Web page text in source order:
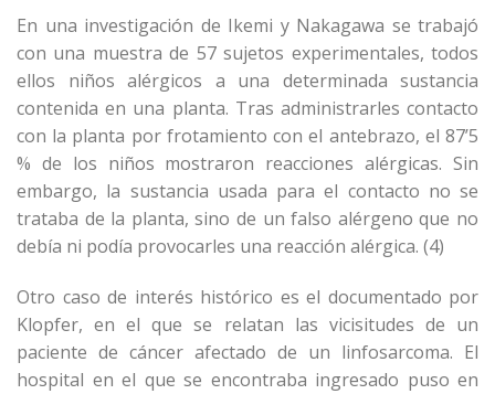
En una investigación de Ikemi y Nakagawa se trabajó
con una muestra de 57 sujetos experimentales, todos
ellos niños alérgicos a una determinada sustancia
contenida en una planta. Tras administrarles contacto
con la planta por frotamiento con el antebrazo, el 87’5
% de los niños mostraron reacciones alérgicas. Sin
embargo, la sustancia usada para el contacto no se
trataba de la planta, sino de un falso alérgeno que no
debía ni podía provocarles una reacción alérgica. (4)
Otro caso de interés histórico es el documentado por
Klopfer, en el que se relatan las vicisitudes de un
paciente de cáncer afectado de un linfosarcoma. El
hospital en el que se encontraba ingresado puso en